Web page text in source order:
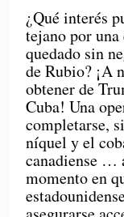
¿Qué interés
tejano por una
quedado sin
de Rubio? ¡A
obtener de
Cuba! Una
completarse,
níquel y el
canadiense …
momento en